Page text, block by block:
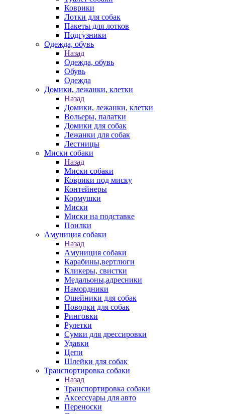
Коврики
Лотки для собак
Пакеты для лотков
Подгузники
Одежда, обувь
Назад
Одежда, обувь
Обувь
Одежда
Домики, лежанки, клетки
Назад
Домики, лежанки, клетки
Вольеры, палатки
Домики для собак
Лежанки для собак
Лестницы
Миски собаки
Назад
Миски собаки
Коврики под миску
Контейнеры
Кормушки
Миски
Миски на подставке
Поилки
Амуниция собаки
Назад
Амуниция собаки
Карабины,вертлюги
Кликеры, свистки
Медальоны,адресники
Намордники
Ошейники для собак
Поводки для собак
Ринговки
Рулетки
Сумки для дрессировки
Удавки
Цепи
Шлейки для собак
Транспортировка собаки
Назад
Транспортировка собаки
Аксессуары для авто
Переноски